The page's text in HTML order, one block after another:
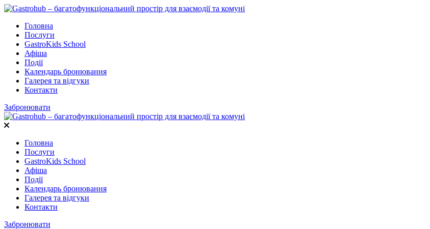
Головна
Послуги
GastroKids School
Афіша
Події
Календарь бронювання
Галерея та відгуки
Контакти
Забронювати
Головна
Послуги
GastroKids School
Афіша
Події
Календарь бронювання
Галерея та відгуки
Контакти
Забронювати